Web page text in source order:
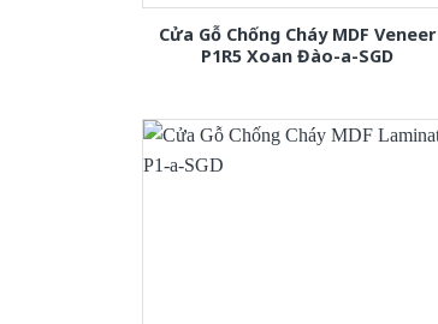
Cửa Gỗ Chống Cháy MDF Veneer
P1R5 Xoan Đào-a-SGD